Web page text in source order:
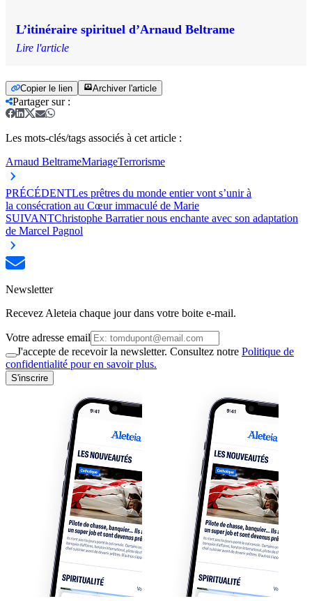
L’itinéraire spirituel d’Arnaud Beltrame
Lire l'article
Copier le lien Archiver l'article
Partager sur:
Les mots-clés/tags associés à cet article :
Arnaud BeltrameMariageTerrorisme
PRÉCÉDENTLes prêtres du monde entier vont s’unir à
la consécration au Cœur immaculé de Marie
SUIVANTChristophe Barratier nous enchante avec son adaptation
de Marcel Pagnol
Newsletter
Recevez Aleteia chaque jour dans votre boite e-mail.
Votre adresse email
J'accepte de recevoir la newsletter. Consultez notre Politique de
confidentialité pour en savoir plus.
S'inscrire